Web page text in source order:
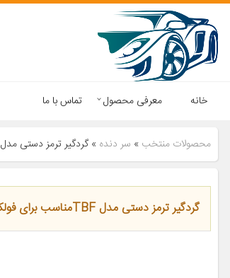
خانه معرفی محصول تماس با ما
محصولات منتخب » سر دنده »گردگیر ترمز دستی مدل TBFمناسب برای فولکس گل
گردگیر ترمز دستی مدل TBFمناسب برای فولکس گل